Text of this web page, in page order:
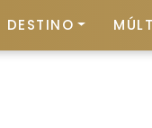
DESTINO